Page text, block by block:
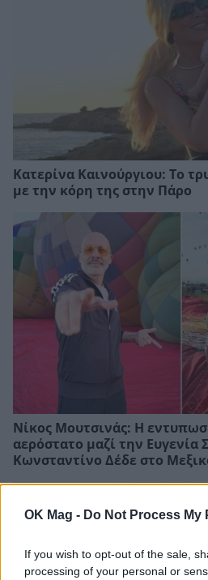
OK Mag - Do Not Process
If you wish to opt-out of the sale,
processing of your personal or
Κατερίνα Καινούργιου: Το
με την κόρη της στην Πάρο
Νίκος Μουτσινάς: Η
αερόστατο μαζί την Ευγενία
Κωνσταντίνο Δέδε στο